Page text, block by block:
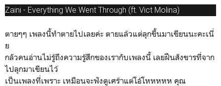
Zaini - Everything We Went Through (ft. Vict Molina)
ตายๆๆ เพลงนี้ทำตายไปเลยค่ะ ตายแล้วแต่ลุกขึ้นมาเขียนนะคะเนี่
ย
กลัวคนอ่านไม่รู้ถึงความรู้สึกของเรากับเพลงนี้ เลยฝืนสังขารที่จาก
ไปลุกมาเขียนไว้
เป็นเพลงที่เพราะ เหมือนจะฟังดูเศร้าแต่โอ้โหหหหห คุณ